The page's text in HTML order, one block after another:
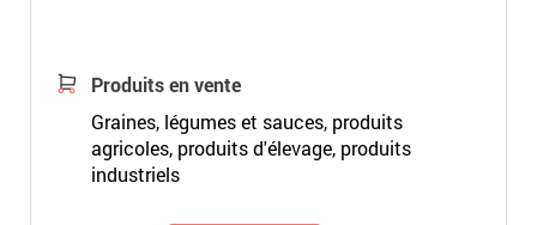
Produits en vente
Graines, légumes et sauces, produits
agricoles, produits d'élevage, produits
industriels